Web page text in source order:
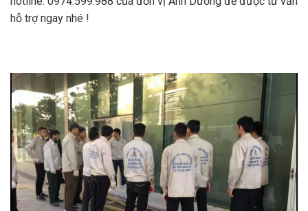
hỗ trợ ngay nhé !